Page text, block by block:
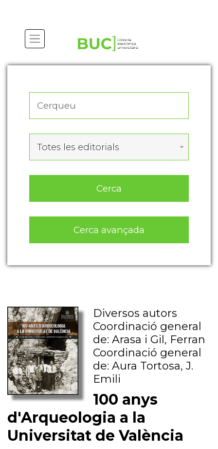
Totes les editorials
Cerca
Cerca avançada
Diversos autors
Coordinació general
de: Arasa i Gil, Ferran
Coordinació general
de: Aura Tortosa, J.
Emili
100 anys
d'Arqueologia a la
Universitat de València